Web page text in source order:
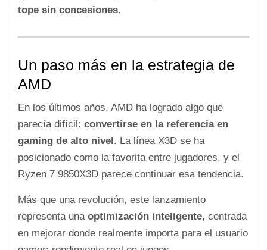
tope sin concesiones.
Un paso más en la estrategia de
AMD
En los últimos años, AMD ha logrado algo que
parecía difícil: convertirse en la referencia en
gaming de alto nivel. La línea X3D se ha
posicionado como la favorita entre jugadores, y el
Ryzen 7 9850X3D parece continuar esa tendencia.
Más que una revolución, este lanzamiento
representa una optimización inteligente, centrada
en mejorar donde realmente importa para el usuario